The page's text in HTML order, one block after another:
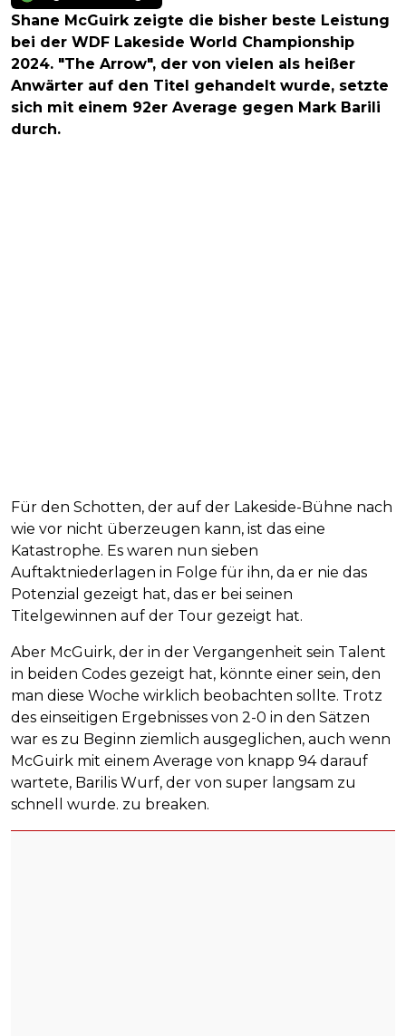
Shane McGuirk zeigte die bisher beste Leistung
bei der WDF Lakeside World Championship
2024. "The Arrow", der von vielen als heißer
Anwärter auf den Titel gehandelt wurde, setzte
sich mit einem 92er Average gegen Mark Barili
durch.
Für den Schotten, der auf der Lakeside-Bühne nach
wie vor nicht überzeugen kann, ist das eine
Katastrophe. Es waren nun sieben
Auftaktniederlagen in Folge für ihn, da er nie das
Potenzial gezeigt hat, das er bei seinen
Titelgewinnen auf der Tour gezeigt hat.
Aber McGuirk, der in der Vergangenheit sein Talent
in beiden Codes gezeigt hat, könnte einer sein, den
man diese Woche wirklich beobachten sollte. Trotz
des einseitigen Ergebnisses von 2-0 in den Sätzen
war es zu Beginn ziemlich ausgeglichen, auch wenn
McGuirk mit einem Average von knapp 94 darauf
wartete, Barilis Wurf, der von super langsam zu
schnell wurde. zu breaken.